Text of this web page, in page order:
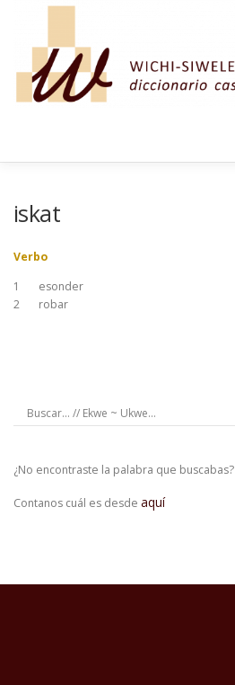
Saltar al contenido
ORDEN ALFABÉTICO
iskat
Verbo
1
esonder
2
robar
¿No encontraste la palabra que buscabas?
Contanos cuál es desde aquí